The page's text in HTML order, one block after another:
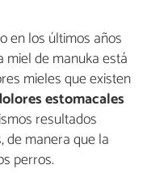
en los últimos años
miel de manuka está
mieles que existen
estomacales
resultados
de manera que la
perros.